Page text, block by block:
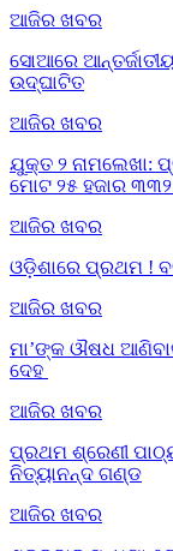
ଆଜିର ଖବର
ସୋଆରେ
ଉଦ୍‌ଘାଟିତ
ଆଜିର ଖବର
ଯୁକ୍ତ ୨ ନାମଲେଖା:
ମୋଟ ୨୫ ହଜାର
ଆଜିର ଖବର
ଓଡ଼ିଶାରେ ପ୍ରଥମ !
ଆଜିର ଖବର
ମା’ଙ୍କ ଔଷଧ
ଦେହ
ଆଜିର ଖବର
ପ୍ରଥମ ଶ୍ରେଣୀ
ନିତ୍ୟାନନ୍ଦ ଗଣ୍ଡ
ଆଜିର ଖବର